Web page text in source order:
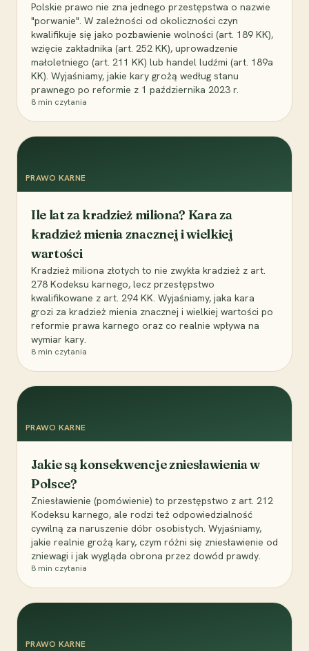
Polskie prawo nie zna jednego przestępstwa o nazwie
"porwanie". W zależności od okoliczności czyn
kwalifikuje się jako pozbawienie wolności (art. 189 KK),
wzięcie zakładnika (art. 252 KK), uprowadzenie
małoletniego (art. 211 KK) lub handel ludźmi (art. 189a
KK). Wyjaśniamy, jakie kary grożą według stanu
prawnego po reformie z 1 października 2023 r.
8 min czytania
PRAWO KARNE
Ile lat za kradzież miliona? Kara za
kradzież mienia znacznej i wielkiej
wartości
Kradzież miliona złotych to nie zwykła kradzież z art.
278 Kodeksu karnego, lecz przestępstwo
kwalifikowane z art. 294 KK. Wyjaśniamy, jaka kara
grozi za kradzież mienia znacznej i wielkiej wartości po
reformie prawa karnego oraz co realnie wpływa na
wymiar kary.
8 min czytania
PRAWO KARNE
Jakie są konsekwencje zniesławienia w
Polsce?
Zniesławienie (pomówienie) to przestępstwo z art. 212
Kodeksu karnego, ale rodzi też odpowiedzialność
cywilną za naruszenie dóbr osobistych. Wyjaśniamy,
jakie realnie grożą kary, czym różni się zniesławienie od
zniewagi i jak wygląda obrona przez dowód prawdy.
8 min czytania
PRAWO KARNE